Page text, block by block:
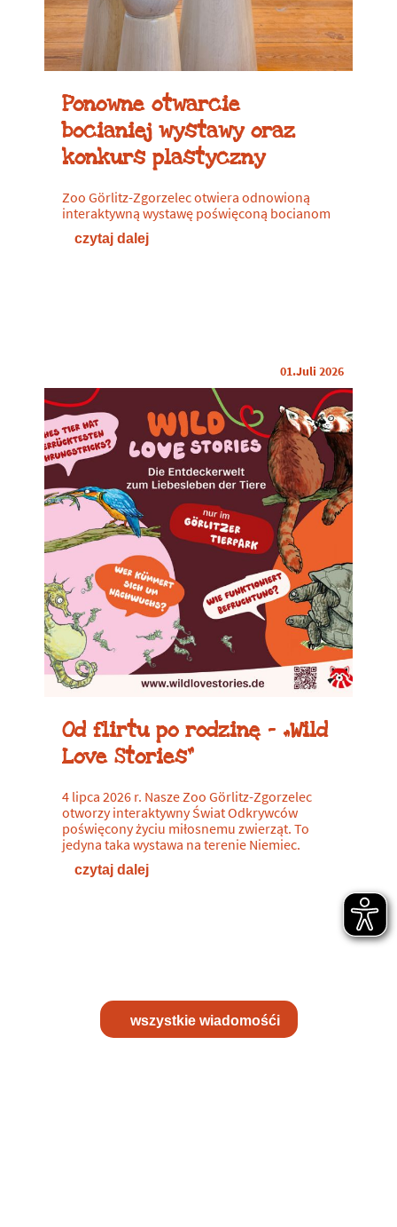
Ponowne otwarcie
bocianiej wystawy oraz
konkurs plastyczny
Zoo Görlitz-Zgorzelec otwiera odnowioną
interaktywną wystawę poświęconą bocianom
czytaj dalej
01.Juli 2026
Od flirtu po rodzinę – „Wild
Love Stories”
4 lipca 2026 r. Nasze Zoo Görlitz-Zgorzelec
otworzy interaktywny Świat Odkrywców
poświęcony życiu miłosnemu zwierząt. To
jedyna taka wystawa na terenie Niemiec.
czytaj dalej
wszystkie wiadomośći